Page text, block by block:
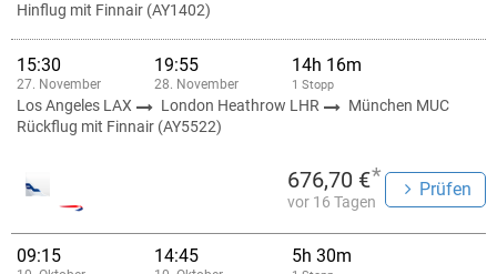
Hinflug mit Finnair (AY1402)
15:30
27. November
19:55
28. November
14h 16m
1 Stopp
Los Angeles LAX London Heathrow LHR
München MUC
Rückflug mit Finnair (AY5522)
676,70 €*
vor 16 Tagen
Prüfen
09:15 14:45 5h 30m